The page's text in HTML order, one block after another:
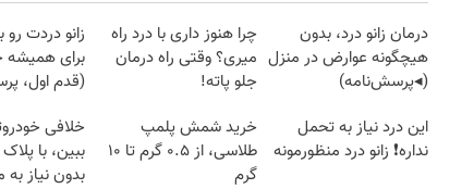
درمان زانو درد، بدون
هیچگونه عوارض در منزل
(◂پرسش‌نامه)
چرا هنوز داری با درد راه
میری؟ وقتی راه درمان
جلو پاته!
زانو دردت
برای
(قدم اول،
این درد نیاز به تحمل
نداره❗ زانو درد منظورمونه
خرید شمش پلمپ
طلاسی، از ۰.۵ گرم تا ۱۰
گرم
خلافی
ببین، با
بدون نیاز به
روزنامه‌های ورزشی پنج‌شنبه ۱۵ مرداد ۱۴۰۵